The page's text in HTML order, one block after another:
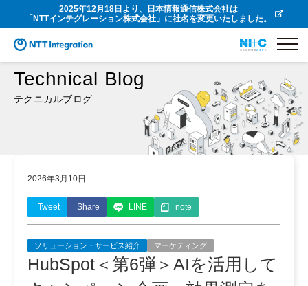
2025年12月18日より、日本情報通信株式会社は
「NTTインテグレーション株式会社」に社名を変更いたしました。
Technical Blog
テクニカルブログ
2026年3月10日
Tweet Share LINE note
ソリューション・サービス紹介 マーケティング
HubSpot＜第6弾＞AIを活用して